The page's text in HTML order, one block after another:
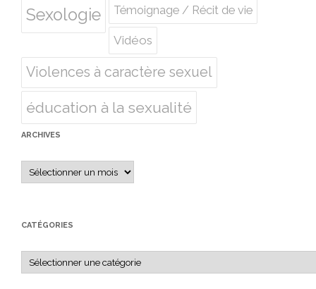
Sexologie Témoignage / Récit de vie
Vidéos
Violences à caractère sexuel
éducation à la sexualité
ARCHIVES
Archives
CATÉGORIES
Catégories